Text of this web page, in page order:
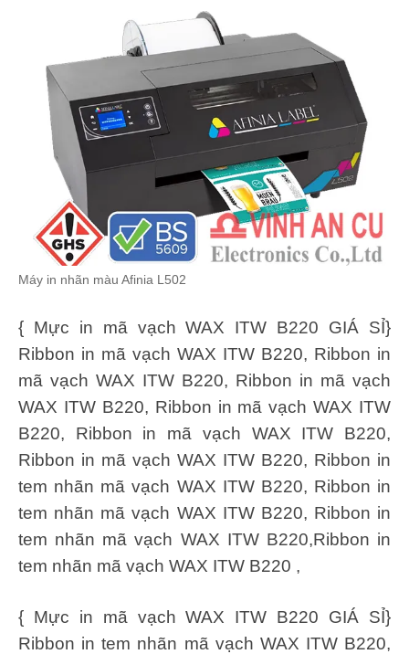
Máy in nhãn màu Afinia L502
{ Mực in mã vạch WAX ITW B220 GIÁ SỈ}
Ribbon in mã vạch WAX ITW B220, Ribbon in
mã vạch WAX ITW B220, Ribbon in mã vạch
WAX ITW B220, Ribbon in mã vạch WAX ITW
B220, Ribbon in mã vạch WAX ITW B220,
Ribbon in mã vạch WAX ITW B220, Ribbon in
tem nhãn mã vạch WAX ITW B220, Ribbon in
tem nhãn mã vạch WAX ITW B220, Ribbon in
tem nhãn mã vạch WAX ITW B220,Ribbon in
tem nhãn mã vạch WAX ITW B220 ,
{ Mực in mã vạch WAX ITW B220 GIÁ SỈ}
Ribbon in tem nhãn mã vạch WAX ITW B220,